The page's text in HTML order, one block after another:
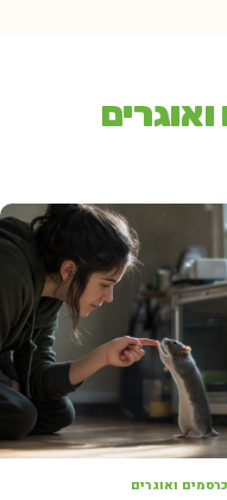
ואוגרים